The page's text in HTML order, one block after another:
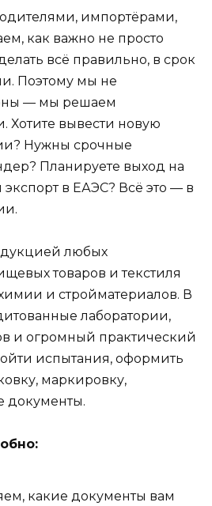
импортёрами,
как важно не просто
всё правильно, в срок
Поэтому мы не
— мы решаем
Хотите вывести новую
Нужны срочные
Планируете выход на
в ЕАЭС? Всё это — в
любых
товаров и текстиля
и стройматериалов. В
лаборатории,
и огромный практический
испытания, оформить
маркировку,
документы.
какие документы вам